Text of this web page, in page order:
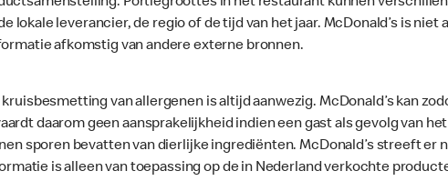
Portiegroottes in het restaurant kunnen
lokale leverancier, de regio of de tijd van het jaar. McDonald’s is
afkomstig van andere externe bronnen.
van allergenen is altijd aanwezig. McDonald’s kan
daarom geen aansprakelijkheid indien een gast als gevolg van
sporen bevatten van dierlijke ingrediënten. McDonald’s streeft er
is alleen van toepassing op de in Nederland verkochte